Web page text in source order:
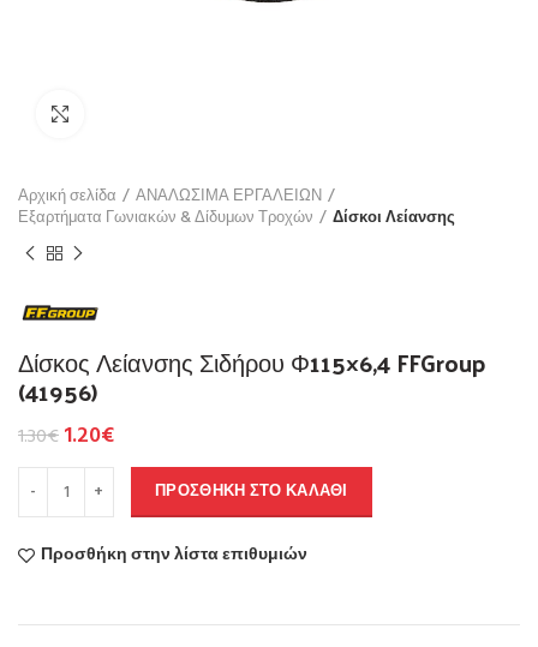
Αρχική σελίδα
ΑΝΑΛΩΣΙΜΑ ΕΡΓΑΛΕΙΩΝ
Εξαρτήματα Γωνιακών & Δίδυμων Τροχών
Δίσκοι Λείανσης
Δίσκος Λείανσης Σιδήρου Φ115×6,4 FFGroup
(41956)
1.30€1.20€
ΠΡΟΣΘΉΚΗ ΣΤΟ ΚΑΛΆΘΙ
Προσθήκη στην λίστα επιθυμιών